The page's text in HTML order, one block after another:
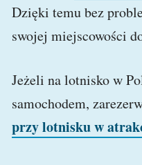
Dzięki temu bez
swojej miejscowości
Jeżeli na lotnisko w
samochodem,
przy lotnisku w